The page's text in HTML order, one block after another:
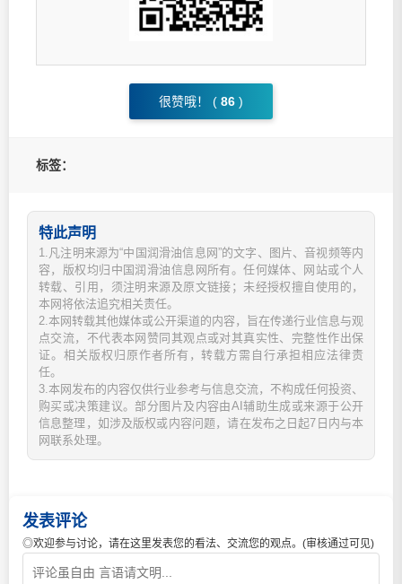
很赞哦！ ( 86 )
标签：
特此声明
1.凡注明来源为“中国润滑油信息网”的文字、图片、音视频等内
容，版权均归中国润滑油信息网所有。任何媒体、网站或个人
转载、引用，须注明来源及原文链接；未经授权擅自使用的，
本网将依法追究相关责任。
2.本网转载其他媒体或公开渠道的内容，旨在传递行业信息与观
点交流，不代表本网赞同其观点或对其真实性、完整性作出保
证。相关版权归原作者所有，转载方需自行承担相应法律责
任。
3.本网发布的内容仅供行业参考与信息交流，不构成任何投资、
购买或决策建议。部分图片及内容由AI辅助生成或来源于公开
信息整理，如涉及版权或内容问题，请在发布之日起7日内与本
网联系处理。
发表评论
◎欢迎参与讨论，请在这里发表您的看法、交流您的观点。(审核通过可见)